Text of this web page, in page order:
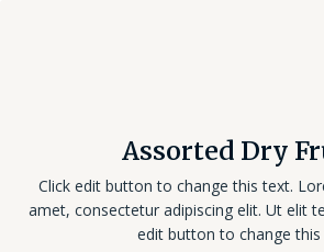
Assorted Dry
Click edit button to change this text.
amet, consectetur adipiscing elit. Ut elit
edit button to change this